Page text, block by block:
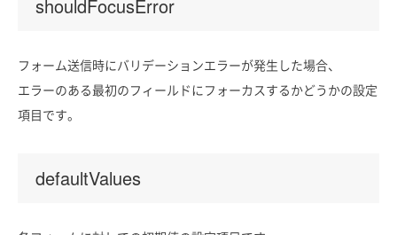
shouldFocusError
フォーム送信時にバリデーションエラーが発生した場合、
エラーのある最初のフィールドにフォーカスするかどうかの設定
項目です。
defaultValues